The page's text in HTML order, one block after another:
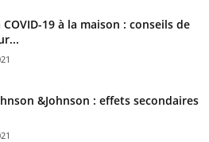
19 à la maison : conseils de
&Johnson : effets secondaires